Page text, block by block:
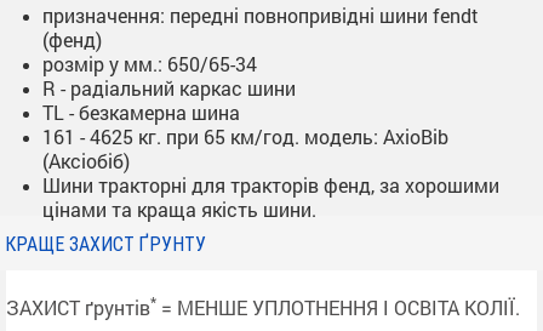
призначення: передні повнопривідні шини fendt
(фенд)
розмір у мм.: 650/65-34
R - радіальний каркас шини
TL - безкамерна шина
161 - 4625 кг. при 65 км/год. модель: AxioBib
(Аксіобіб)
Шини тракторні для тракторів фенд, за хорошими
цінами та краща якість шини.
КРАЩЕ ЗАХИСТ ҐРУНТУ
ЗАХИСТ ґрунтів* = МЕНШЕ УПЛОТНЕННЯ І ОСВІТА КОЛІЇ.